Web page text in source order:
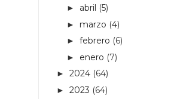
► abril (5)
► marzo (4)
► febrero (6)
► enero (7)
► 2024 (64)
► 2023 (64)